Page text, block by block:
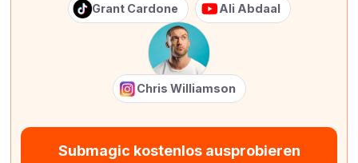
Grant Cardone Ali Abdaal
Chris Williamson
Submagic kostenlos ausprobieren